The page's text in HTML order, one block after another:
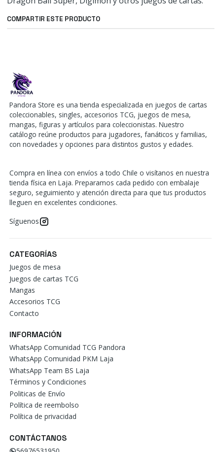
COMPARTIR ESTE PRODUCTO
Pandora Store es una tienda especializada en juegos de cartas
coleccionables, singles, accesorios TCG, juegos de mesa,
mangas, figuras y artículos para coleccionistas. Nuestro
catálogo reúne productos para jugadores, fanáticos y familias,
con novedades y opciones para distintos gustos y edades.
Compra en línea con envíos a todo Chile o visítanos en nuestra
tienda física en Laja. Preparamos cada pedido con embalaje
seguro, seguimiento y atención directa para que tus productos
lleguen en excelentes condiciones.
Síguenos
CATEGORÍAS
Juegos de mesa
Juegos de cartas TCG
Mangas
Accesorios TCG
Contacto
INFORMACIÓN
WhatsApp Comunidad TCG Pandora
WhatsApp Comunidad PKM Laja
WhatsApp Team BS Laja
Términos y Condiciones
Politicas de Envío
Política de reembolso
Política de privacidad
CONTÁCTANOS